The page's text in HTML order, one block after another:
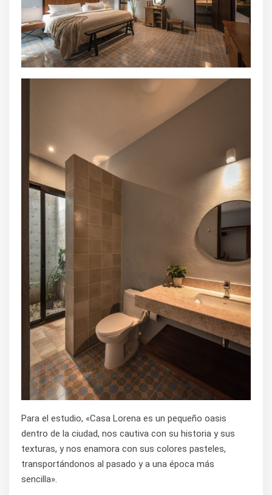
Para el estudio, «Casa Lorena es un pequeño oasis
dentro de la ciudad, nos cautiva con su historia y sus
texturas, y nos enamora con sus colores pasteles,
transportándonos al pasado y a una época más
sencilla».